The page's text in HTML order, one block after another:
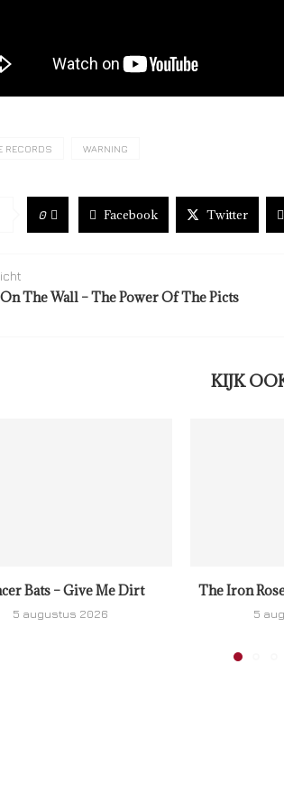
RECORDS WARNING
0 Facebook Twitter
The Wall – The Power Of The Picts
KIJK
Bats – Give Me Dirt
5 augustus 2026
The Iron
5